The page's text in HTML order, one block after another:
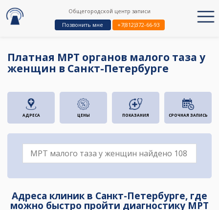
Общегородской центр записи
Позвонить мне
+7(812)372-66-93
Платная МРТ органов малого таза у
женщин в Санкт-Петербурге
АДРЕСА ЦЕНЫ ПОКАЗАНИЯ СРОЧНАЯ ЗАПИСЬ
Адреса клиник в Санкт-Петербурге, где
можно быстро пройти диагностику МРТ